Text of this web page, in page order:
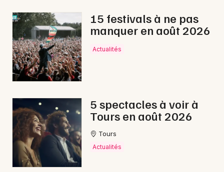
37 - Indre-et-Loire
Choisir mes départements
Mon email
Je m'abonne
15 festivals à ne pas
manquer en août 2026
Actualités
5 spectacles à voir à
Tours en août 2026
Tours
Actualités